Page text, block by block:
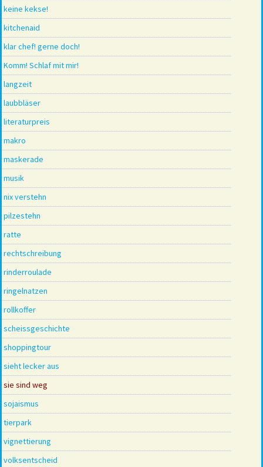
keine kekse!
kitchenaid
klar chef! gerne doch!
Komm! Schlaf mit mir!
langzeit
laubbläser
literaturpreis
makro
maskerade
musik
nix verstehn
pilzestehn
ratte
rechtschreibung
rinderroulade
ringelnatzen
rollkoffer
scheissgeschichte
shoppingtour
sieht lecker aus
sie sind weg
sojaismus
tierpark
vignettierung
volksentscheid